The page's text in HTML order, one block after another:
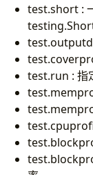
test.short :
test.run : 指